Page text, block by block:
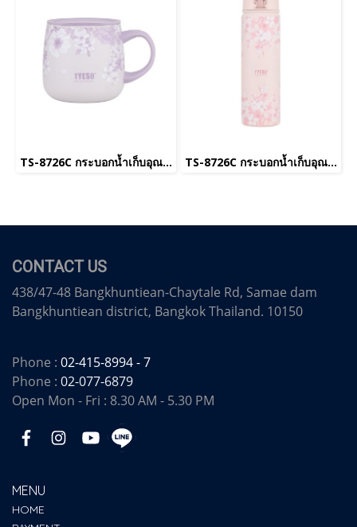
TS-8726C กระบอกน้ำเก็บอุณหภูมิ(copy)(copy)(copy)(copy)(copy)(copy)(copy)(copy)(copy)(copy)(copy)(copy)(copy)(copy)(copy)(copy)(copy)(copy)(copy)(copy)(copy)(copy)(copy)(copy)(copy) TS-8726C กระบอกน้ำเก็บอุณหภูมิ(copy)(copy)(copy)(copy)(copy)(copy)(copy)(copy)(copy)(copy)(copy)(copy)(copy)(copy)(copy)(copy)(copy)(copy)(copy)(copy)(copy)(copy)(copy)(copy)
CONTACT US
438/47-48 Bangkhuntiean-Chaytale Rd, Samae dam
Bangkhuntiean district, Bangkok Thailand. 10150
Phone : 02-415-8994 - 7
Phone : 02-077-6879
Open Mon - Fri : 8.30 AM - 5.30 PM
MENU
HOME